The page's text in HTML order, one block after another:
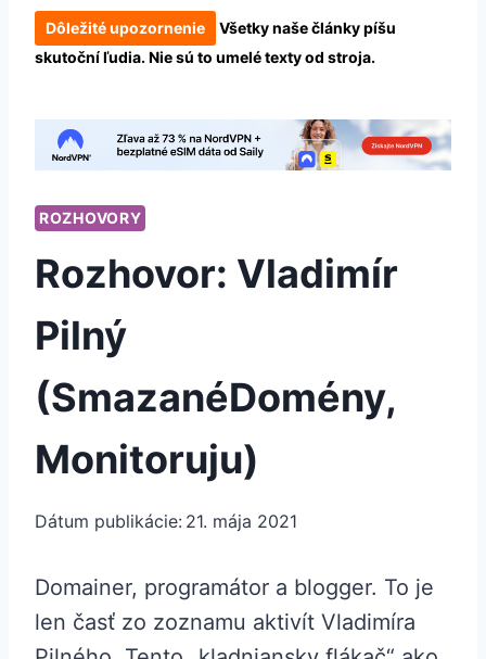
Dôležité upozornenie
Všetky naše články píšu
skutoční ľudia. Nie sú to umelé texty od stroja.
ROZHOVORY
Rozhovor: Vladimír
Pilný
(SmazanéDomény,
Monitoruju)
Dátum publikácie: 21. mája 2021
Domainer, programátor a blogger. To je
len časť zo zoznamu aktivít Vladimíra